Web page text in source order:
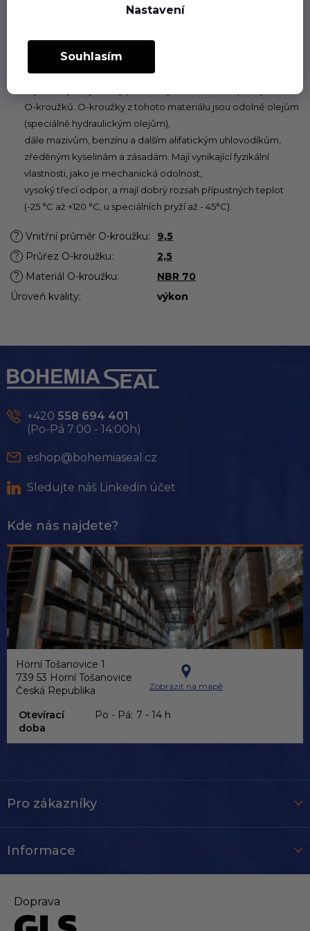
Nastavení
Souhlasím
zvoleném materiálu plní dlouhodobě svou funkci jak při
povolených pro příslušný pryžový materiál.
Butadien-akrylonitrilový kaučuk (NBR)
O-kroužků. O-kroužky z tohoto materiálu jsou odolné olejům
(speciálně hydraulickým olejům),
dále mazivům, benzínu a dalším alifatickým uhlovodíkům,
zředěným kyselinám a zásadám. Mají vynikající fyzikální
vlastnosti, jako je mechanická odolnost,
vysoký třecí odpor, a mají dobrý rozsah přípustných teplot
(-25 °C až +120 °C, u speciálních pryží až - 45°C).
? Vnitřní průměr O-kroužku:
9,5
?
Průřez O-kroužku:
2,5
?
Materiál O-kroužku:
NBR 70
Úroveň kvality: výkon
p
+420 558 694 401
(Po-Pá 7:00 - 14:00h)
eshop@bohemiaseal.cz
Sledujte náš Linkedin účet
Pro zákazníky
Informace
Kde nás najdete?
Horní Tošanovice 1
739 53 Horní Tošanovice
Česká Republika
Zobrazit na mapě
Otevírací
doba
Po - Pá: 7 - 14 h
Doprava